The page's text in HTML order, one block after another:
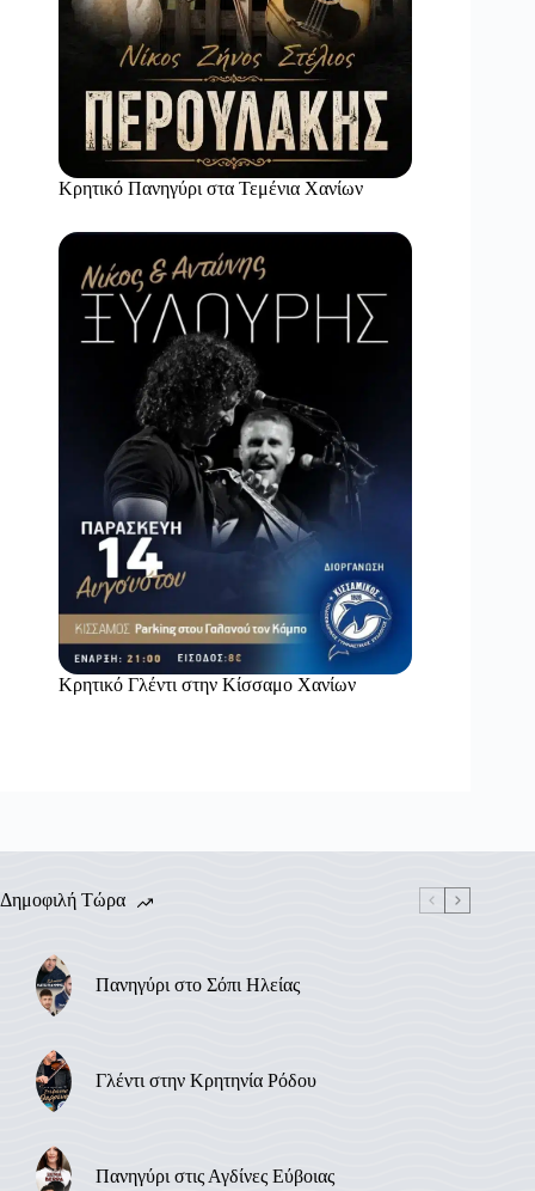
Κρητικό Πανηγύρι στα Τεμένια Χανίων
Κρητικό Γλέντι στην Κίσσαμο Χανίων
Δημοφιλή Τώρα
Πανηγύρι στο Σόπι Ηλείας
Γλέντι στην Κρητηνία Ρόδου
Πανηγύρι στις Αγδίνες Εύβοιας